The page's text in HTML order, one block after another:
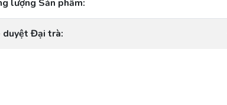
lượng Sản phẩm:
duyệt Đại trà: